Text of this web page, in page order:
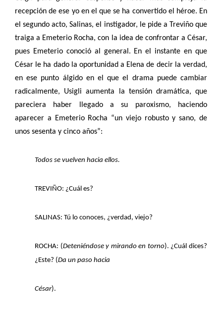
recepción de ese yo en el que se ha convertido el héroe. En
el segundo acto, Salinas, el instigador, le pide a Treviño que
traiga a Emeterio Rocha, con la idea de confrontar a César,
pues Emeterio conoció al general. En el instante en que
César le ha dado la oportunidad a Elena de decir la verdad,
en ese punto álgido en el que el drama puede cambiar
radicalmente, Usigli aumenta la tensión dramática, que
pareciera haber llegado a su paroxismo, haciendo
aparecer a Emeterio Rocha “un viejo robusto y sano, de
unos sesenta y cinco años”:
Todos se vuelven hacia ellos.
TREVIÑO: ¿Cuál es?
SALINAS: Tú lo conoces, ¿verdad, viejo?
ROCHA: (Deteniéndose y mirando en torno). ¿Cuál dices?
¿Este? (Da un paso hacia
César).